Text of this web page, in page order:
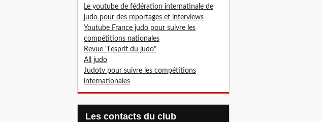
Le youtube de fédération internatinale de
judo pour des reportages et interviews
Youtube France judo pour suivre les
compétitions nationales
Revue "l'esprit du judo"
All judo
Judotv pour suivre les compétitions
internationales
Les contacts du club